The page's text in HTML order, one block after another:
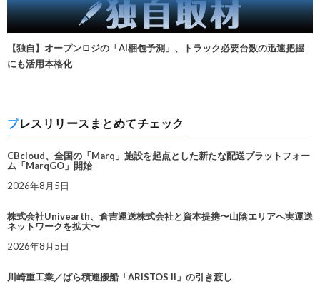
【独自】オープンロジの「AI梱包予測」、トラック必要台数の迅速把握
にも活用本格化
プレスリリースまとめてチェック
CBcloud、全国の「Marq」施設を起点とした新たな配送プラットフォー
ム「MarqGO」開始
2026年8月5日
株式会社Univearth、倉吉運送株式会社と資本提携〜山陰エリアへ実運送
ネットワークを拡大〜
2026年8月5日
川崎重工業／ばら積運搬船「ARISTOS II」の引き渡し